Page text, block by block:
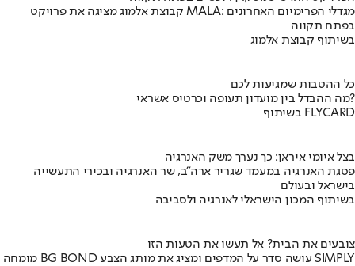
קבוצת אלמוג מציגה את פרויקט MALA: מגדלי הפרימיום האחרונים
בפתח תקווה
בשיתוף קבוצת אלמוג
כל ההטבות שמגיעות לכם
מה ההבדל בין מועדון תעופה וכרטיס אשראי?
בשיתוף FLYCARD
בצל איומי איראן: כך נערך משק האנרגיה
פסגת האנרגיה במעמד שגריר ארה"ב, שר האנרגיה ובכירי התעשייה
בישראל ובעולם
בשיתוף המכון הישראלי לאנרגיה ולסביבה
צובעים את הבית? אל תעשו את הטעות הזו
מומחה BG BOND עושה סדר על המדפים ומציג את מותג הצבע SIMPLY